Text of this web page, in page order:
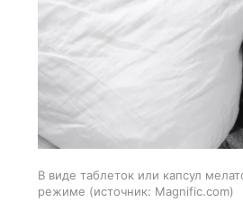
В виде таблеток или капсул
режиме
источник: Magnific.com